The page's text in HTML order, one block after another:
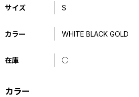
サイズ S
カラー WHITE BLACK GOLD
在庫 ○
カラー